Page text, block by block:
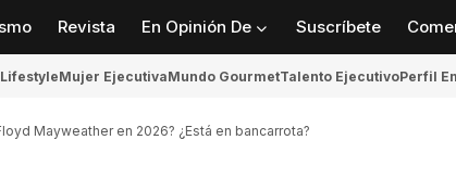
Revista En Opinión De Suscríbete
LifestyleMujer EjecutivaMundo GourmetTalento EjecutivoPerfil
Mayweather en 2026? ¿Está en bancarrota?